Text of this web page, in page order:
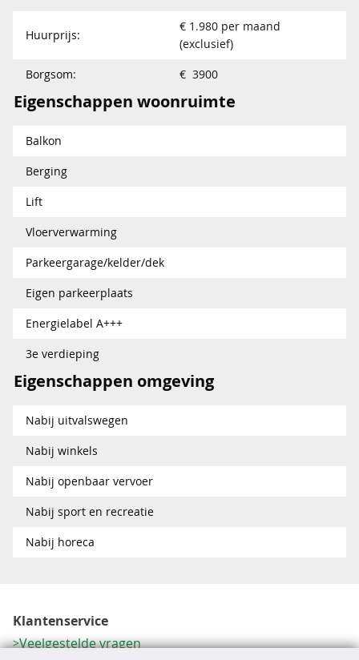
Huurprijs:
€ 1.980 per maand
(exclusief)
Borgsom:
€ 3900
Eigenschappen woonruimte
Balkon
Berging
Lift
Vloerverwarming
Parkeergarage/kelder/dek
Eigen parkeerplaats
Energielabel A+++
3e verdieping
Eigenschappen omgeving
Nabij uitvalswegen
Nabij winkels
Nabij openbaar vervoer
Nabij sport en recreatie
Nabij horeca
Klantenservice
Veelgestelde vragen